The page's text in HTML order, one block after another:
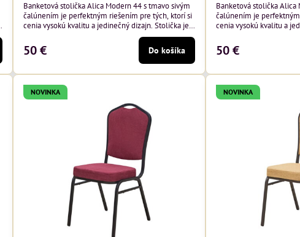
Banketová stolička Alica Modern 44 s tmavo sivým
čalúnením je perfektným riešením pre tých, ktorí si
cenia vysokú kvalitu a jedinečný dizajn. Stolička je
výnimočná použitím vysoko kvalitného tmavo
sivého zamatového čalúnenia od poľského výrobcu
Davis ktorého látka má hmotnosť 390 g/m², čo
zaručuje výnimočnú odolnosť a pohodlie. Sivá farba
kostry.
50 € Do košíka
Banketová stolička
čalúnením je
cenia vysokú kvalitu a
výnimočná použitím
zeleného zamatového
výrobcu Davis ktorého
g/m², čo zaručuje
Kostra je tmavo hnedá.
50 €
NOVINKA NOVINKA